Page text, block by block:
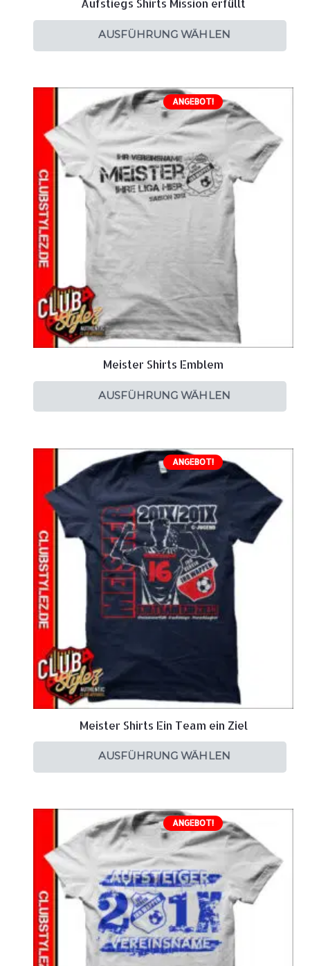
Aufstiegs Shirts Mission erfüllt
AUSFÜHRUNG WÄHLEN
ANGEBOT!
Meister Shirts Emblem
AUSFÜHRUNG WÄHLEN
ANGEBOT!
Meister Shirts Ein Team ein Ziel
AUSFÜHRUNG WÄHLEN
ANGEBOT!